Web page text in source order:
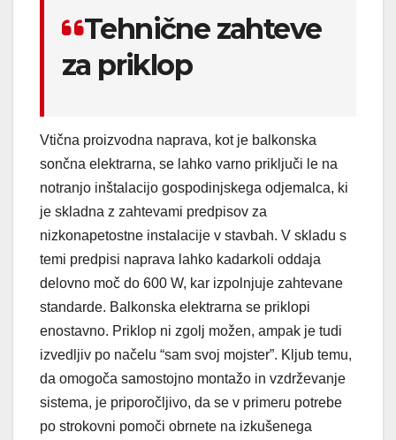
Tehnične zahteve
za priklop
Vtična proizvodna naprava, kot je balkonska
sončna elektrarna, se lahko varno priključi le na
notranjo inštalacijo gospodinjskega odjemalca, ki
je skladna z zahtevami predpisov za
nizkonapetostne instalacije v stavbah. V skladu s
temi predpisi naprava lahko kadarkoli oddaja
delovno moč do 600 W, kar izpolnjuje zahtevane
standarde. Balkonska elektrarna se priklopi
enostavno. Priklop ni zgolj možen, ampak je tudi
izvedljiv po načelu “sam svoj mojster”. Kljub temu,
da omogoča samostojno montažo in vzdrževanje
sistema, je priporočljivo, da se v primeru potrebe
po strokovni pomoči obrnete na izkušenega